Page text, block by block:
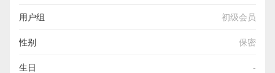
用户组 初级会员
性别 保密
生日 -